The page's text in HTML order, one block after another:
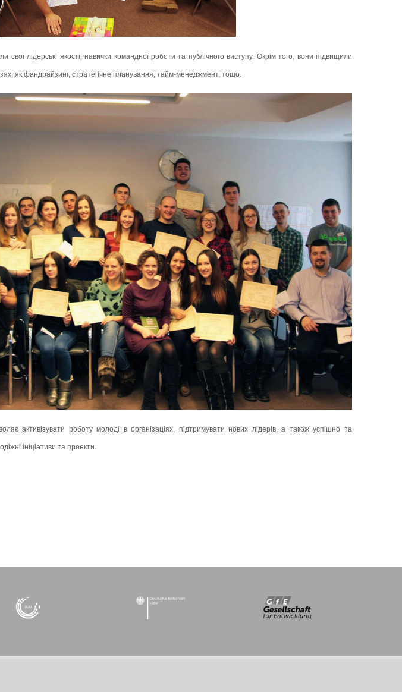
свої лідерські якості, навички командної роботи та публічного виступу. Окрім того, вони підвищили
як фандрайзинг, стратегічне планування, тайм-менеджмент, тощо.
активізувати роботу молоді в організаціях, підтримувати нових лідерів, а також успішно та
ініціативи та проекти.